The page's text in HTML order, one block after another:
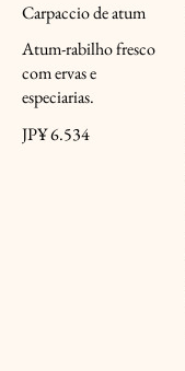
Carpaccio de atum
Atum-rabilho fresco
com ervas e
especiarias.
JP¥ 6.534